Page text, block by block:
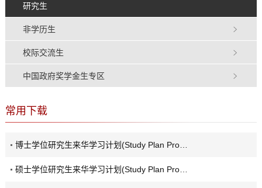
研究生
非学历生
校际交流生
中国政府奖学金生专区
常用下载
博士学位研究生来华学习计划(Study Plan Proposal for Doctoral Degree Program)
硕士学位研究生来华学习计划(Study Plan Proposal for Master Degree Program)